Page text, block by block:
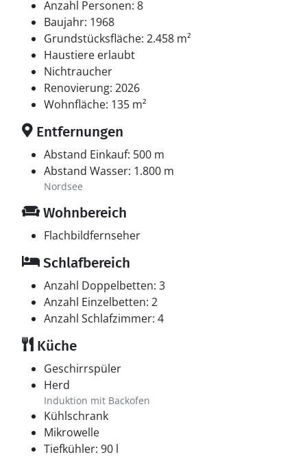
Anzahl Personen: 8
Baujahr: 1968
Grundstücksfläche: 2.458 m²
Haustiere erlaubt
Nichtraucher
Renovierung: 2026
Wohnfläche: 135 m²
Entfernungen
Abstand Einkauf: 500 m
Abstand Wasser: 1.800 m
Nordsee
Wohnbereich
Flachbildfernseher
Schlafbereich
Anzahl Doppelbetten: 3
Anzahl Einzelbetten: 2
Anzahl Schlafzimmer: 4
Küche
Geschirrspüler
Herd
Induktion mit Backofen
Kühlschrank
Mikrowelle
Tiefkühler: 90 l